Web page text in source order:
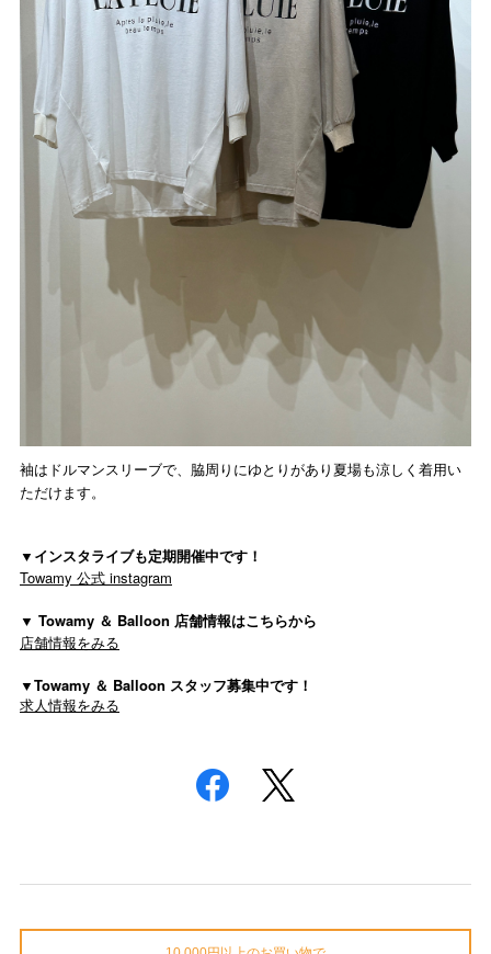
袖はドルマンスリーブで、脇周りにゆとりがあり夏場も涼しく着用い
ただけます。
▼インスタライブも定期開催中です！
Towamy 公式 instagram
▼ Towamy ＆ Balloon 店舗情報はこちらから
店舗情報をみる
▼Towamy ＆ Balloon スタッフ募集中です！
求人情報をみる